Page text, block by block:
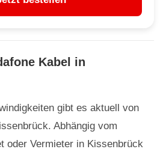
Kabel in
gibt es aktuell von
Abhängig vom
oder Vermieter in Kissenbrück